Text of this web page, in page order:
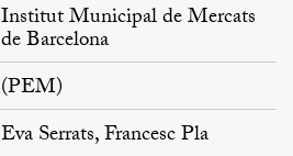
Institut Municipal de Mercats
de Barcelona
(PEM)
Eva Serrats, Francesc Pla